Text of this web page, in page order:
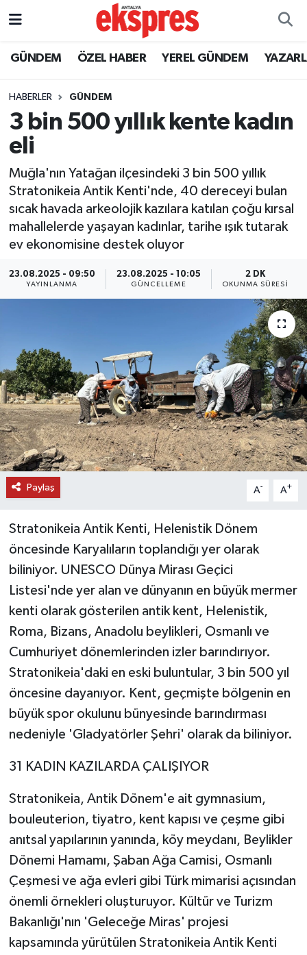
GÜNDEM ÖZEL HABER YEREL GÜNDEM
HABERLER GÜNDEM
3 bin 500 yıllık kente kadın
eli
Muğla'nın Yatağan ilçesindeki 3 bin 500 yıllık
Stratonikeia Antik Kenti'nde, 40 dereceyi bulan
sıcak havada arkeolojik kazılara katılan çoğu kırsal
mahallelerde yaşayan kadınlar, tarihe ışık tutarak
ev ekonomisine destek oluyor
23.08.2025 - 09:50
YAYINLANMA
23.08.2025 - 10:05
GÜNCELLEME
2 DK
OKUNMA SÜRESI
Paylaş A- A+
Stratonikeia Antik Kenti, Helenistik Dönem
öncesinde Karyalıların toplandığı yer olarak
biliniyor. UNESCO Dünya Mirası Geçici
Listesi'nde yer alan ve dünyanın en büyük mermer
kenti olarak gösterilen antik kent, Helenistik,
Roma, Bizans, Anadolu beylikleri, Osmanlı ve
Cumhuriyet dönemlerinden izler barındırıyor.
Stratonikeia'daki en eski buluntular, 3 bin 500 yıl
öncesine dayanıyor. Kent, geçmişte bölgenin en
büyük spor okulunu bünyesinde barındırması
nedeniyle 'Gladyatörler Şehri' olarak da biliniyor.
31 KADIN KAZILARDA ÇALIŞIYOR
Stratonikeia, Antik Dönem'e ait gymnasium,
bouleuterion, tiyatro, kent kapısı ve çeşme gibi
anıtsal yapılarının yanında, köy meydanı, Beylikler
Dönemi Hamamı, Şaban Ağa Camisi, Osmanlı
Çeşmesi ve ağa evleri gibi Türk mimarisi açısından
önemli örnekleri oluşturuyor. Kültür ve Turizm
Bakanlığı'nın 'Geleceğe Miras' projesi
kapsamında yürütülen Stratonikeia Antik Kenti
ÖZEL HABER
YEREL GÜNDEM
KÜLTÜR - SANAT
SPOR
SAĞLIK
EĞİTİM
TURİZM
RÖPORTAJ
VİDEO HABERLER
MAGAZİN
Nöbetçi Eczaneler
Trafik Durumu
Tüm Manşetler
Son Dakika Haberleri